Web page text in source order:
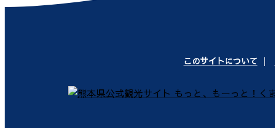
このサイトについて